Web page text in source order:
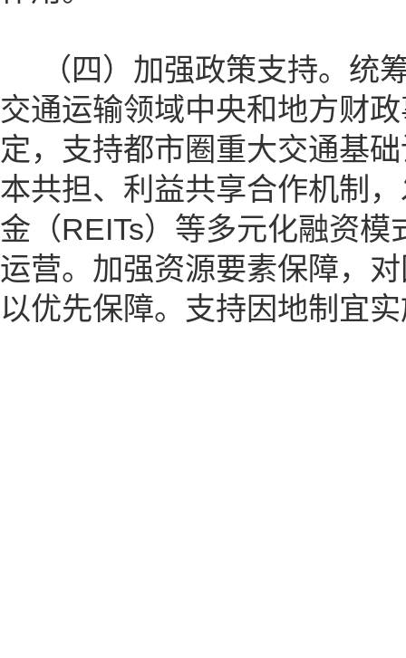
（四）加强政策支持。统
交通运输领域中央和地方财
定，支持都市圈重大交通基
本共担、利益共享合作机制
金（REITs）等多元化融资
运营。加强资源要素保障，
以优先保障。支持因地制宜